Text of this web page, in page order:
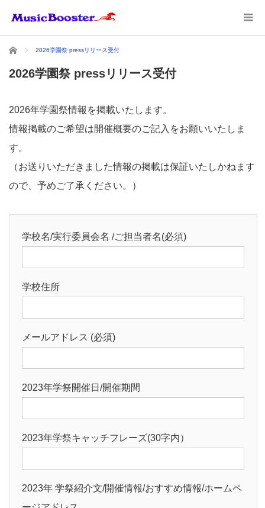
ホーム 2026学園祭 pressリリース受付
2026学園祭 pressリリース受付
2026年学園祭情報を掲載いたします。
情報掲載のご希望は開催概要のご記入をお願いいたしま
す。
（お送りいただきました情報の掲載は保証いたしかねます
ので、予めご了承ください。）
学校名/実行委員会名 /ご担当者名(必須)
学校住所
メールアドレス (必須)
2023年学祭開催日/開催期間
2023年学祭キャッチフレーズ(30字内）
2023年 学祭紹介文/開催情報/おすすめ情報/ホームペ